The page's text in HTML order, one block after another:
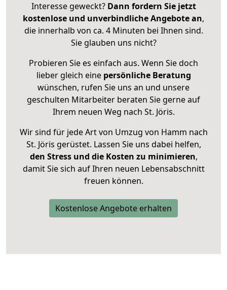
Interesse geweckt? Dann fordern Sie jetzt
kostenlose und unverbindliche Angebote an,
die innerhalb von ca. 4 Minuten bei Ihnen sind.
Sie glauben uns nicht?
Probieren Sie es einfach aus. Wenn Sie doch
lieber gleich eine persönliche Beratung
wünschen, rufen Sie uns an und unsere
geschulten Mitarbeiter beraten Sie gerne auf
Ihrem neuen Weg nach St. Jöris.
Wir sind für jede Art von Umzug von Hamm nach
St. Jöris gerüstet. Lassen Sie uns dabei helfen,
den Stress und die Kosten zu minimieren,
damit Sie sich auf Ihren neuen Lebensabschnitt
freuen können.
Kostenlose Angebote erhalten